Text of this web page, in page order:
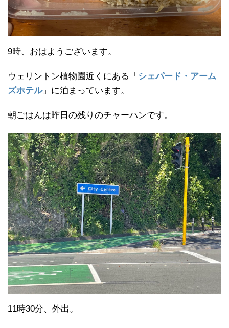
9時、おはようございます。
ウェリントン植物園近くにある「 シェパード・アーム
ズホテル」に泊まっています。
朝ごはんは昨日の残りのチャーハンです。
11時30分、外出。